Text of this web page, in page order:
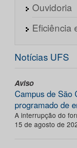
Ouvidoria
Eficiência
Notícias UFS
Aviso
Campus de São
programado de
A interrupção do
15 de agosto de